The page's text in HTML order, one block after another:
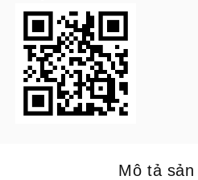
Mô tả sản